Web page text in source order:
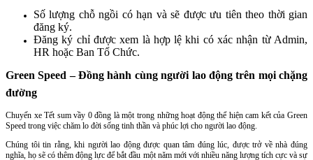
Số lượng chỗ ngồi có hạn và sẽ được ưu tiên theo thời gian
đăng ký.
Đăng ký chỉ được xem là hợp lệ khi có xác nhận từ Admin,
HR hoặc Ban Tổ Chức.
Green Speed – Đồng hành cùng người lao động trên mọi chặng
đường
Chuyến xe Tết sum vầy 0 đồng là một trong những hoạt động thể hiện cam kết của Green
Speed trong việc chăm lo đời sống tinh thần và phúc lợi cho người lao động.
Chúng tôi tin rằng, khi người lao động được quan tâm đúng lúc, được trở về nhà đúng
nghĩa, họ sẽ có thêm động lực để bắt đầu một năm mới với nhiều năng lượng tích cực và sự